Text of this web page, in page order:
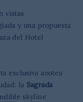
vistas
y una propuesta
del Hotel
exclusiva azotea
la Sagrada
skyline